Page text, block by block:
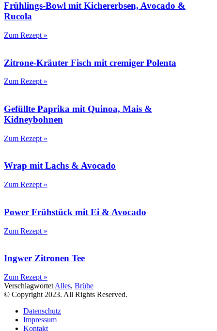
Frühlings-Bowl mit Kichererbsen, Avocado &
Rucola
Zum Rezept »
Zitrone-Kräuter Fisch mit cremiger Polenta
Zum Rezept »
Gefüllte Paprika mit Quinoa, Mais &
Kidneybohnen
Zum Rezept »
Wrap mit Lachs & Avocado
Zum Rezept »
Power Frühstück mit Ei & Avocado
Zum Rezept »
Ingwer Zitronen Tee
Zum Rezept »
Verschlagwortet Alles, Brühe
© Copyright 2023. All Rights Reserved.
Datenschutz
Impressum
Kontakt